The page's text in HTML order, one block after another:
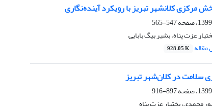
مرکزی کلانشهر تبریز با رویکرد آینده‌نگاری
547-565
عزت پناه، بشیر بیگ بابایی
928.05 K
در کلان‌شهر تبریز
897-916